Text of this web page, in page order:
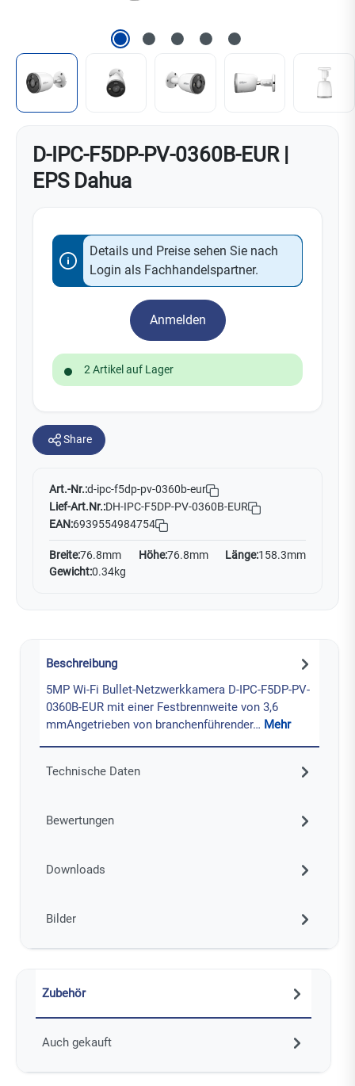
D-IPC-F5DP-PV-0360B-EUR |
EPS Dahua
Details und Preise sehen Sie nach
Login als Fachhandelspartner.
Anmelden
2 Artikel auf Lager
Share
Art.-Nr.:d-ipc-f5dp-pv-0360b-eur
Lief-Art.Nr.:DH-IPC-F5DP-PV-0360B-EUR
EAN:6939554984754
Breite:76.8mm Höhe:76.8mm Länge:158.3mm
Gewicht:0.34kg
Beschreibung
5MP Wi-Fi Bullet-Netzwerkkamera D-IPC-F5DP-PV-
0360B-EUR mit einer Festbrennweite von 3,6
mmAngetrieben von branchenführender… Mehr
Technische Daten
Bewertungen
Downloads
Bilder
Zubehör
Auch gekauft